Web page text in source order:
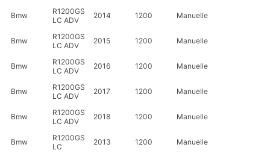
Bmw
R1200GS
LC ADV
2014 1200 Manuelle
Bmw
R1200GS
LC ADV
2015 1200 Manuelle
Bmw
R1200GS
LC ADV
2016 1200 Manuelle
Bmw
R1200GS
LC ADV
2017 1200 Manuelle
Bmw
R1200GS
LC ADV
2018 1200 Manuelle
Bmw
R1200GS
LC
2013 1200 Manuelle